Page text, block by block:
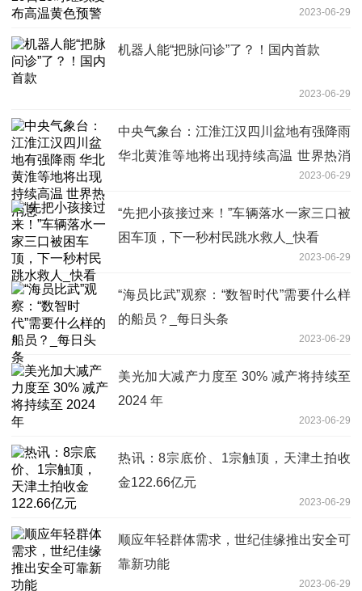
2023-06-29
机器人能“把脉问诊”了？！国内首款
2023-06-29
中央气象台：江淮江汉四川盆地有强降雨
华北黄淮等地将出现持续高温 世界热消
2023-06-29
“先把小孩接过来！”车辆落水一家三口被
困车顶，下一秒村民跳水救人_快看
2023-06-29
“海员比武”观察：“数智时代”需要什么样
的船员？_每日头条
2023-06-29
美光加大减产力度至 30% 减产将持续至
2024 年
2023-06-29
热讯：8宗底价、1宗触顶，天津土拍收
金122.66亿元
2023-06-29
顺应年轻群体需求，世纪佳缘推出安全可
靠新功能
2023-06-29